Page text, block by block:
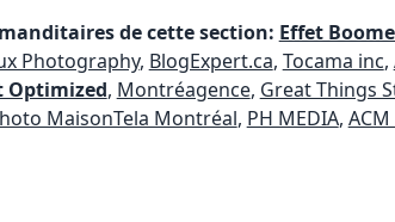
de cette section: Effet
Photography, BlogExpert.ca, Tocama inc,
Optimized, Montréagence, Great Things
MaisonTela Montréal, PH MEDIA,